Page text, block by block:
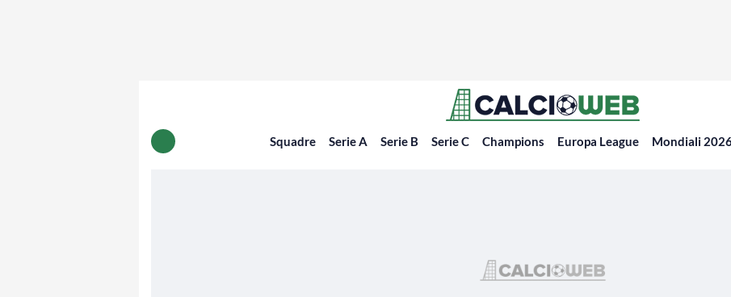
Squadre Serie A Serie B Serie C Champions Europa League Mondiali